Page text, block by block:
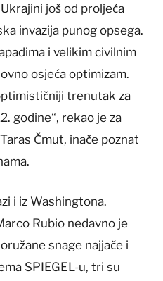
još od proljeća
invazija punog opsega.
i velikim civilnim
osjeća optimizam.
trenutak za
godine“, rekao je za
Čmut, inače poznat
i iz Washingtona.
Rubio nedavno je
snage najjače i
SPIEGEL-u, tri su